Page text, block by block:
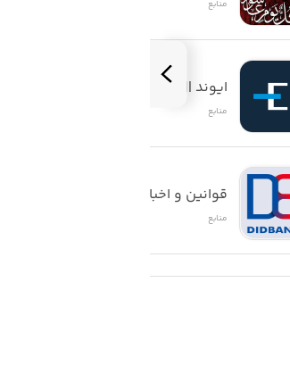
منابع
ایوند || Evand
منابع
قوانین و اخبار حقوقی
منابع